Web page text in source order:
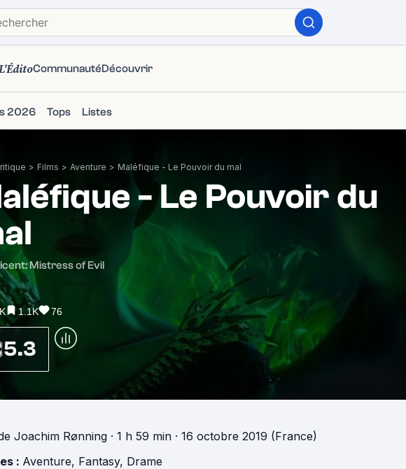
CommunautéDécouvrir
2026 Tops Listes
> Films > Aventure > Maléfique - Le Pouvoir du mal
- Le Pouvoir du
Mistress of Evil
1.1K 76
5.3
Joachim Rønning · 1 h 59 min · 16 octobre 2019 (France)
: Aventure, Fantasy, Drame